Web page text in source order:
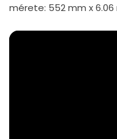
mérete: 552 mm x 6.06